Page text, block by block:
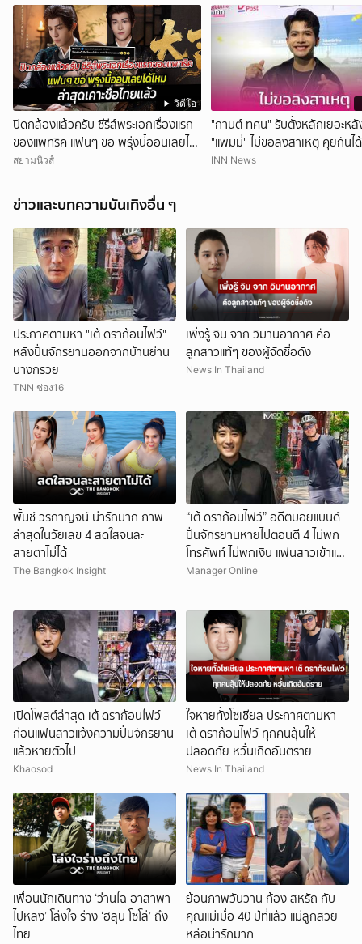
วิดีโอ
ปิดกล้องแล้วครับ ซีรีส์พระเอกเรื่องแรก
ของแพทริค แฟนๆ ขอ พรุ่งนี้ออนเลยได้
ไหม ล่าสุดเคาะชื่อไทยแล้ว
สยามนิวส์
"กานต์ ทศน" รับตั้งหลักเยอะหลั
"แพมมี่" ไม่ขอลงสาเหตุ คุยกันไ
เดิม
INN News
ข่าวและบทความบันเทิงอื่น ๆ
ประกาศตามหา "เต้ ดราก้อนไฟว์"
หลังปั่นจักรยานออกจากบ้านย่าน
บางกรวย
TNN ช่อง16
เพิ่งรู้ จิน จาก วิมานอากาศ คือ
ลูกสาวแท้ๆ ของผู้จัดชื่อดัง
News In Thailand
พั้นช์ วรกาญจน์ น่ารักมาก ภาพ
ล่าสุดในวัยเลข 4 สดใสจนละ
สายตาไม่ได้
The Bangkok Insight
“เต้ ดราก้อนไฟว์” อดีตบอยแบนด์
ปั่นจักรยานหายไปตอนตี 4 ไม่พก
โทรศัพท์ ไม่พกเงิน แฟนสาวเข้าแจ้ง
ความ
Manager Online
เปิดโพสต์ล่าสุด เต้ ดราก้อนไฟว์
ก่อนแฟนสาวแจ้งความปั่นจักรยาน
แล้วหายตัวไป
Khaosod
ใจหายทั้งโซเชียล ประกาศตามหา
เต้ ดราก้อนไฟว์ ทุกคนลุ้นให้
ปลอดภัย หวั่นเกิดอันตราย
News In Thailand
เพื่อนนักเดินทาง ‘ว่านไฉ อาสาพา
ไปหลง’ โล่งใจ ร่าง ‘ฮลุน โซโล่’ ถึง
ไทย
ย้อนภาพวันวาน ก้อง สหรัถ กับ
คุณแม่เมื่อ 40 ปีที่แล้ว แม่ลูกสวย
หล่อน่ารักมาก